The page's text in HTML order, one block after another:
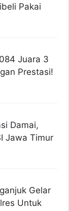
Pakai
Juara 3
Prestasi!
Damai,
Jawa Timur
Gelar
Untuk